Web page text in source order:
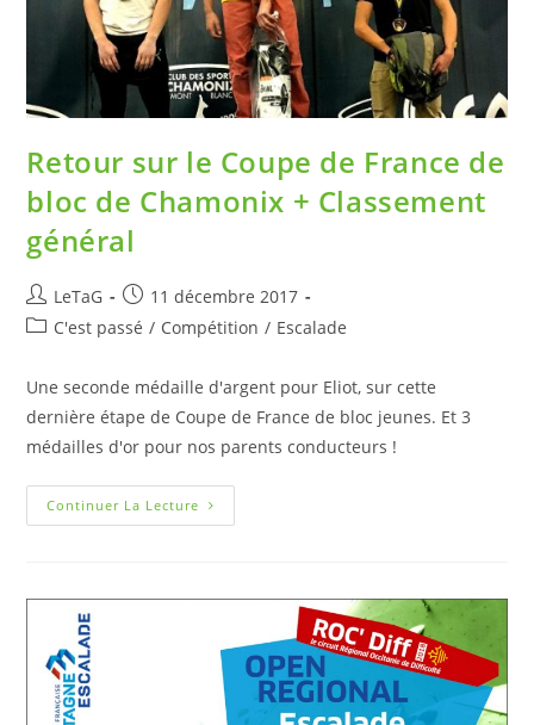
Retour sur le Coupe de France de
bloc de Chamonix + Classement
général
LeTaG
11 décembre 2017
C'est passé / Compétition / Escalade
Une seconde médaille d'argent pour Eliot, sur cette
dernière étape de Coupe de France de bloc jeunes. Et 3
médailles d'or pour nos parents conducteurs !
Continuer La Lecture